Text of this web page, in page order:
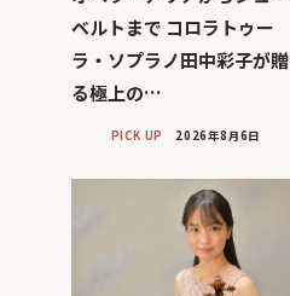
ベルトまで コロラトゥー
ラ・ソプラノ田中彩子が贈
る極上の…
PICK UP 2026年8月6日